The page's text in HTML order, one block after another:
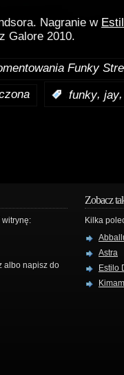
Nagranie w
Galore 2010.
Funky
funky, jay
witrynę:
albo napisz do
Zobacz
Kilka
Astra
Estilo